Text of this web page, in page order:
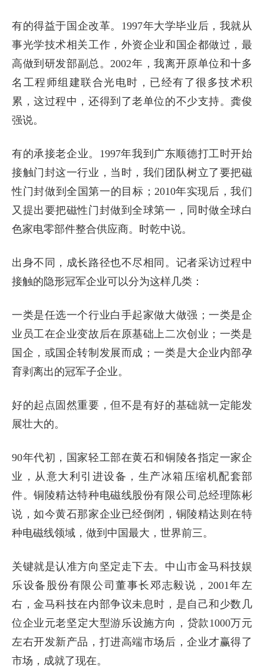
有的得益于国企改革。1997年大学毕业后，我就从
事光学技术相关工作，外资企业和国企都做过，最
高做到研发部副总。2002年，我离开原单位和十多
名工程师组建联合光电时，已经有了很多技术积
累，这过程中，还得到了老单位的不少支持。龚俊
强说。
有的承接老企业。1997年我到广东顺德打工时开始
接触门封这一行业，当时，我们团队树立了要把磁
性门封做到全国第一的目标；2010年实现后，我们
又提出要把磁性门封做到全球第一，同时做全球白
色家电零部件整合供应商。时乾中说。
出身不同，成长路径也不尽相同。记者采访过程中
接触的隐形冠军企业可以分为这样几类：
一类是任选一个行业白手起家做大做强；一类是企
业员工在企业变故后在原基础上二次创业；一类是
国企，或国企转制发展而成；一类是大企业内部孕
育剥离出的冠军子企业。
好的起点固然重要，但不是有好的基础就一定能发
展壮大的。
90年代初，国家轻工部在黄石和铜陵各指定一家企
业，从意大利引进设备，生产冰箱压缩机配套部
件。铜陵精达特种电磁线股份有限公司总经理陈彬
说，如今黄石那家企业已经倒闭，铜陵精达则在特
种电磁线领域，做到中国最大，世界前三。
关键就是认准方向坚定走下去。中山市金马科技娱
乐设备股份有限公司董事长邓志毅说，2001年左
右，金马科技在内部争议未息时，是自己和少数几
位企业元老坚定大型游乐设施方向，贷款1000万元
左右开发新产品，打进高端市场后，企业才赢得了
市场，成就了现在。